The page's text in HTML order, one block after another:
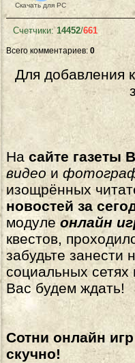
Скачать для PC
Счетчики:14452/661
Всего комментариев: 0
Для добавления
На сайте газеты
видео и
изощрённых
новостей за
модуле онлайн
квестов,
забудьте
социальных
Вас будем ждать!
Сотни онлайн
скучно!